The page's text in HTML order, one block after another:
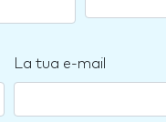
La tua e-mail